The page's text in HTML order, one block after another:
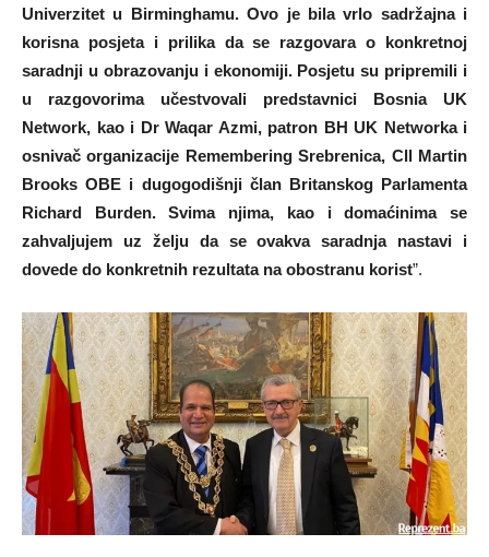
Univerzitet u Birminghamu. Ovo je bila vrlo sadržajna i
korisna posjeta i prilika da se razgovara o konkretnoj
saradnji u obrazovanju i ekonomiji. Posjetu su pripremili i
u razgovorima učestvovali predstavnici Bosnia UK
Network, kao i Dr Waqar Azmi, patron BH UK Networka i
osnivač organizacije Remembering Srebrenica, Cll Martin
Brooks OBE i dugogodišnji član Britanskog Parlamenta
Richard Burden. Svima njima, kao i domaćinima se
zahvaljujem uz želju da se ovakva saradnja nastavi i
dovede do konkretnih rezultata na obostranu korist”.